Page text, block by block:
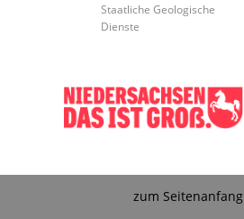
Staatliche Geologische
Dienste
zum Seitenanfang